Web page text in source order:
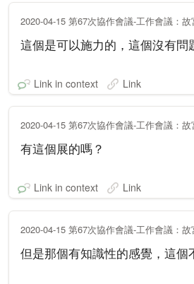
2020-04-15 第67次協作會議-工作會議：
這個是可以施力的，這個沒有問
Link in context Link
2020-04-15 第67次協作會議-工作會議：
有這個展的嗎？
Link in context Link
2020-04-15 第67次協作會議-工作會議：
但是那個有知識性的感覺，這個